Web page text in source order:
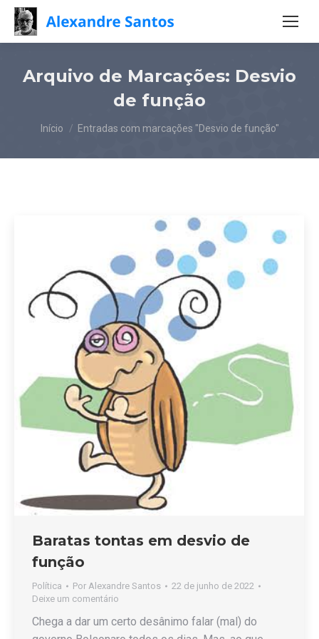
Arquivo de Marcações: Desvio
de função
Você está aqui:
Início Entradas com marcações "Desvio de função"
Baratas tontas em desvio de
função
Política Por Alexandre Santos
22 de junho de 2022
Deixe um comentário
Chega a dar um certo desânimo falar (mal) do